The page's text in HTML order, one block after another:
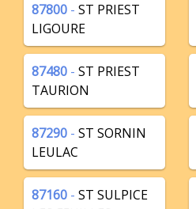
87800 - ST PRIEST
LIGOURE
87480 - ST PRIEST
TAURION
87290 - ST SORNIN
LEULAC
87160 - ST SULPICE